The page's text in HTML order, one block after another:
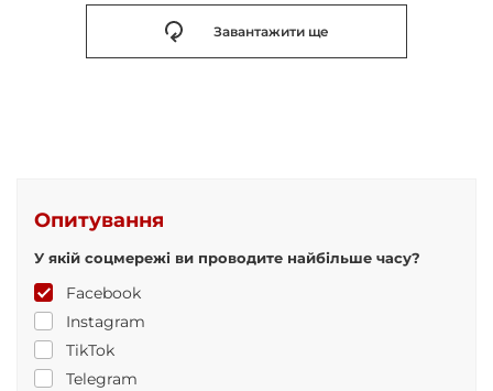
Завантажити ще
Опитування
У якій соцмережі ви проводите найбільше часу?
Facebook
Instagram
TikTok
Telegram